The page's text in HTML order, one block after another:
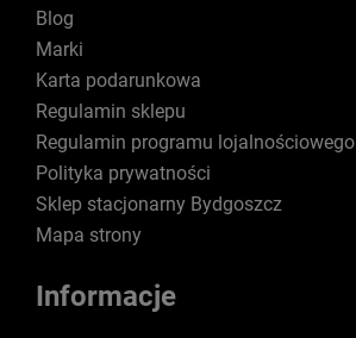
Blog
Marki
Karta podarunkowa
Regulamin sklepu
Regulamin programu lojalnościowego
Polityka prywatności
Sklep stacjonarny Bydgoszcz
Mapa strony
Informacje